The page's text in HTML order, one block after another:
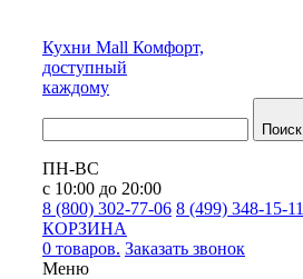
Кухни Mall Комфорт,
доступный
каждому
Поиск
ПН-ВС
с 10:00 до 20:00
8 (800) 302-77-06 8 (499) 348-15-11
КОРЗИНА
0 товаров. Заказать звонок
Меню